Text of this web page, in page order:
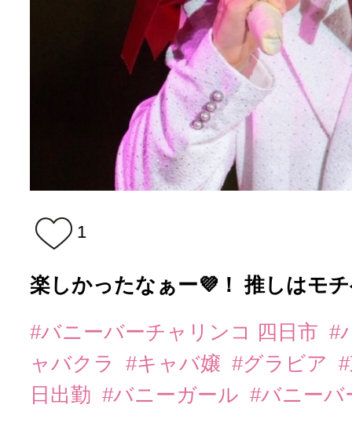
1
楽しかったなぁー💜！ 推しはモ
#バニーバーチャリンコ 四日市 #
ャバクラ
#キャバ嬢 #グラビア
日出勤 #バニーガール #バニー